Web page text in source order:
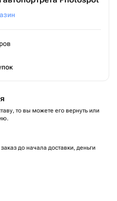
то вы можете его вернуть или
до начала доставки, деньги